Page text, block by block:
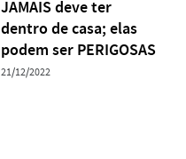
JAMAIS deve ter
dentro de casa; elas
podem ser PERIGOSAS
21/12/2022